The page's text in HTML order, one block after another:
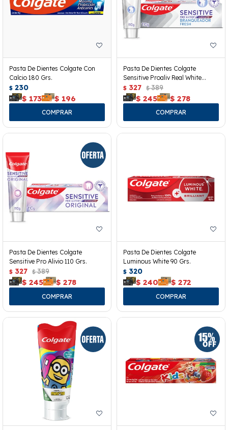
Pasta De Dientes Colgate Con
Calcio 180 Grs.
$ 230
$ 173 $ 196
Pasta De Dientes Colgate
Sensitive Proaliv Real White
110grs
$ 327 $ 389
$ 245 $ 278
Pasta De Dientes Colgate
Sensitive Pro Alivio 110 Grs.
$ 327 $ 389
$ 245 $ 278
Pasta De Dientes Colgate
Luminous White 90 Grs.
$ 320
$ 240 $ 272